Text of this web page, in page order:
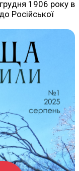
1906 року в
Російської